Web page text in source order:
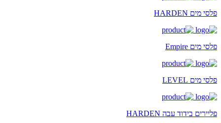
פלסי מים HARDEN
פלסי מים Empire
פלסי מים LEVEL
פליירים בידוד עבה HARDEN